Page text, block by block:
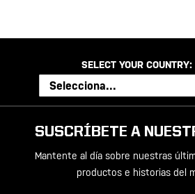
SELECT YOUR COUNTRY:
SUSCRÍBETE A
Mantente al día sobre nuestras
productos e historias del